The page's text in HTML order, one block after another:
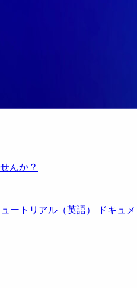
んか？
ートリアル（英語）
ドキュ